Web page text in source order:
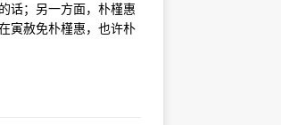
话；另一方面，朴槿惠
寅赦免朴槿惠，也许朴